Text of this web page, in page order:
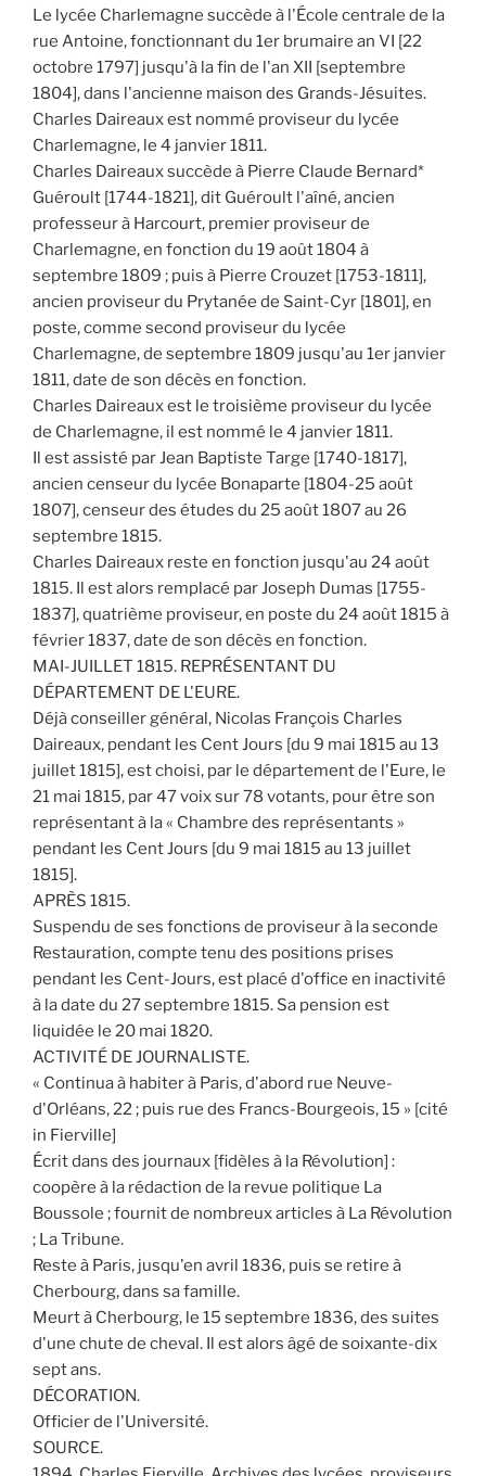
Le lycée Charlemagne succède à l'École centrale de la
rue Antoine, fonctionnant du 1er brumaire an VI [22
octobre 1797] jusqu'à la fin de l'an XII [septembre
1804], dans l'ancienne maison des Grands-Jésuites.
Charles Daireaux est nommé proviseur du lycée
Charlemagne, le 4 janvier 1811.
Charles Daireaux succède à Pierre Claude Bernard*
Guéroult [1744-1821], dit Guéroult l'aîné, ancien
professeur à Harcourt, premier proviseur de
Charlemagne, en fonction du 19 août 1804 à
septembre 1809 ; puis à Pierre Crouzet [1753-1811],
ancien proviseur du Prytanée de Saint-Cyr [1801], en
poste, comme second proviseur du lycée
Charlemagne, de septembre 1809 jusqu'au 1er janvier
1811, date de son décès en fonction.
Charles Daireaux est le troisième proviseur du lycée
de Charlemagne, il est nommé le 4 janvier 1811.
Il est assisté par Jean Baptiste Targe [1740-1817],
ancien censeur du lycée Bonaparte [1804-25 août
1807], censeur des études du 25 août 1807 au 26
septembre 1815.
Charles Daireaux reste en fonction jusqu'au 24 août
1815. Il est alors remplacé par Joseph Dumas [1755-
1837], quatrième proviseur, en poste du 24 août 1815 à
février 1837, date de son décès en fonction.
MAI-JUILLET 1815. REPRÉSENTANT DU
DÉPARTEMENT DE L'EURE.
Déjà conseiller général, Nicolas François Charles
Daireaux, pendant les Cent Jours [du 9 mai 1815 au 13
juillet 1815], est choisi, par le département de l'Eure, le
21 mai 1815, par 47 voix sur 78 votants, pour être son
représentant à la « Chambre des représentants »
pendant les Cent Jours [du 9 mai 1815 au 13 juillet
1815].
APRÈS 1815.
Suspendu de ses fonctions de proviseur à la seconde
Restauration, compte tenu des positions prises
pendant les Cent-Jours, est placé d'office en inactivité
à la date du 27 septembre 1815. Sa pension est
liquidée le 20 mai 1820.
ACTIVITÉ DE JOURNALISTE.
« Continua à habiter à Paris, d'abord rue Neuve-
d'Orléans, 22 ; puis rue des Francs-Bourgeois, 15 » [cité
in Fierville]
Écrit dans des journaux [fidèles à la Révolution] :
coopère à la rédaction de la revue politique La
Boussole ; fournit de nombreux articles à La Révolution
; La Tribune.
Reste à Paris, jusqu'en avril 1836, puis se retire à
Cherbourg, dans sa famille.
Meurt à Cherbourg, le 15 septembre 1836, des suites
d'une chute de cheval. Il est alors âgé de soixante-dix
sept ans.
DÉCORATION.
Officier de l'Université.
SOURCE.